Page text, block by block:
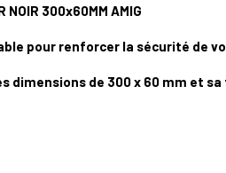
NOIR 300x60MM AMIG
pour renforcer la sécurité de
dimensions de 300 x 60 mm